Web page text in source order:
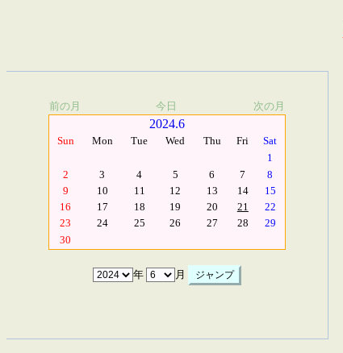
前の月 今日 次の月
2024.6
Sun Mon Tue Wed Thu Fri
Sat
1
2
3 4 5 6 7
8
9
10 11 12 13 14
15
16
17 18 19 20 21
22
23
24 25 26 27 28
29
30
年 月